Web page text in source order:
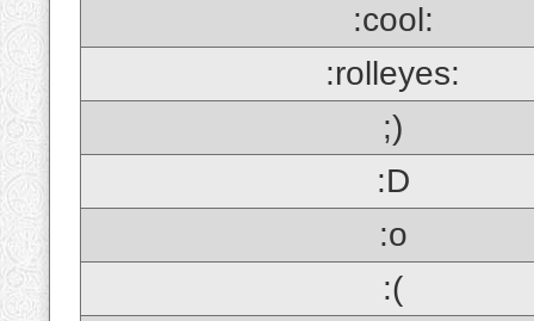
:cool:
:rolleyes:
;)
:D
:o
:(